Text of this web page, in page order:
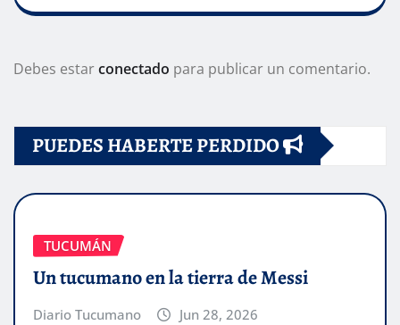
Debes estarconectado para publicar un comentario.
PUEDES HABERTE PERDIDO
TUCUMÁN
Un tucumano en la tierra de Messi
Diario Tucumano Jun 28, 2026